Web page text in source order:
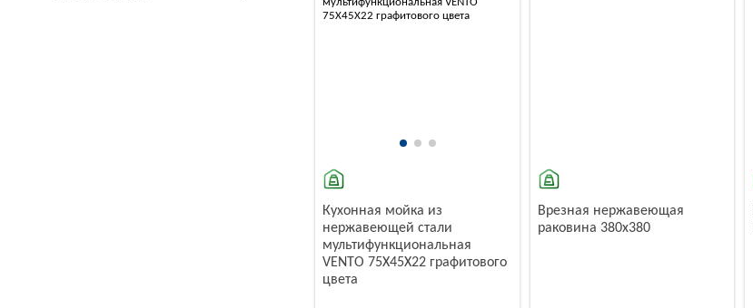
Кухонная мойка из
нержавеющей стали
мультифункциональная
VENTO 75X45X22 графитового
цвета
Врезная нержавеющая
раковина 380x380